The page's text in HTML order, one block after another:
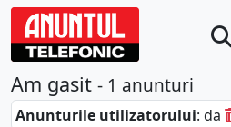
Am gasit - 1 anunturi
Anunturile utilizatorului: da